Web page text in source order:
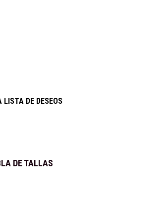
DE DESEOS
DE TALLAS